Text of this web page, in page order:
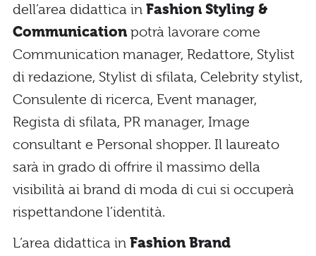
dell’area didattica in Fashion Styling &
Communication potrà lavorare come
Communication manager, Redattore, Stylist
di redazione, Stylist di sfilata, Celebrity stylist,
Consulente di ricerca, Event manager,
Regista di sfilata, PR manager, Image
consultant e Personal shopper. Il laureato
sarà in grado di offrire il massimo della
visibilità ai brand di moda di cui si occuperà
rispettandone l’identità.
L’area didattica in Fashion Brand